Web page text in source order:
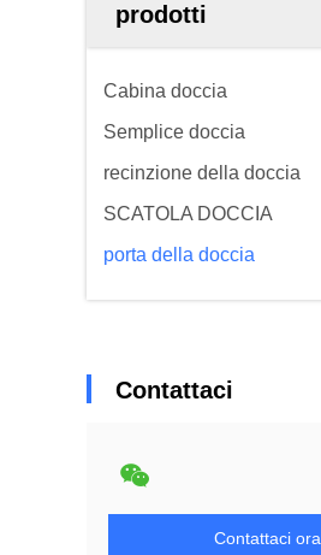
prodotti
Cabina doccia
Semplice doccia
recinzione della doccia
SCATOLA DOCCIA
porta della doccia
Contattaci
Contattaci ora